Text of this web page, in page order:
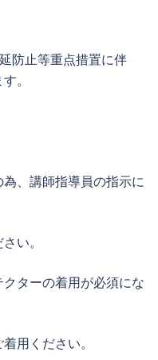
防止等重点措置に伴
。
為、講師指導員の指示に
い。
クターの着用が必須にな
用ください。